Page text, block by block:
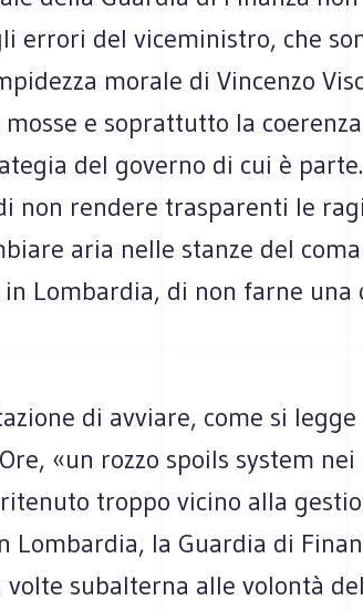
errori del viceministro, che
morale di Vincenzo
e soprattutto la
del governo di cui è
non rendere trasparenti le
aria nelle stanze del
Lombardia, di non farne una
di avviare, come si
«un rozzo spoils system
troppo vicino alla
Lombardia, la Guardia di
volte subalterna alle volontà